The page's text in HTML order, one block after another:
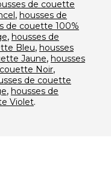
de couette
, housses de
de couette 100%
, housses de
Bleu, housses
Jaune, housses
Noir,
de couette
, housses de
Violet.